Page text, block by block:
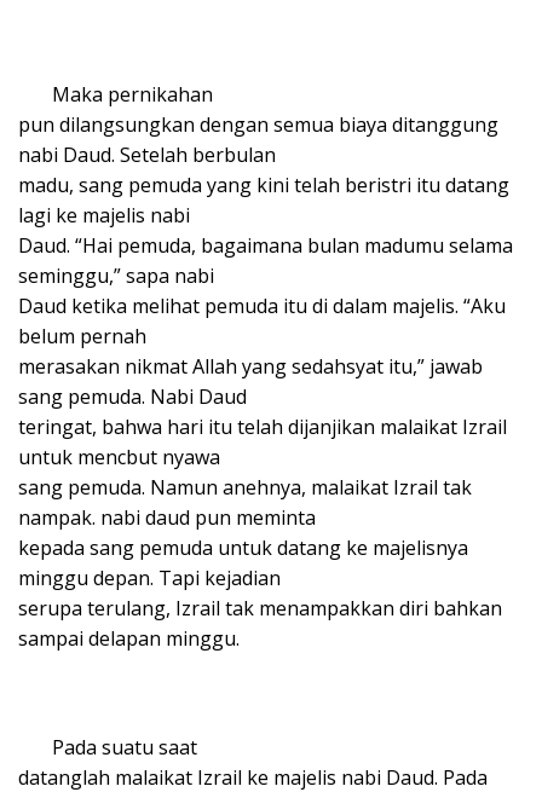
Maka pernikahan
pun dilangsungkan dengan semua biaya ditanggung
nabi Daud. Setelah berbulan
madu, sang pemuda yang kini telah beristri itu datang
lagi ke majelis nabi
Daud. “Hai pemuda, bagaimana bulan madumu selama
seminggu,” sapa nabi
Daud ketika melihat pemuda itu di dalam majelis. “Aku
belum pernah
merasakan nikmat Allah yang sedahsyat itu,” jawab
sang pemuda. Nabi Daud
teringat, bahwa hari itu telah dijanjikan malaikat Izrail
untuk mencbut nyawa
sang pemuda. Namun anehnya, malaikat Izrail tak
nampak. nabi daud pun meminta
kepada sang pemuda untuk datang ke majelisnya
minggu depan. Tapi kejadian
serupa terulang, Izrail tak menampakkan diri bahkan
sampai delapan minggu.
Pada suatu saat
datanglah malaikat Izrail ke majelis nabi Daud. Pada